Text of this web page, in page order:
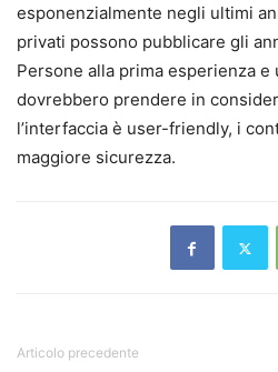
esponenzialmente negli ultimi
privati possono pubblicare gli
Persone alla prima esperienza
dovrebbero prendere in
l’interfaccia è user-friendly, i
maggiore sicurezza.
Articolo precedente